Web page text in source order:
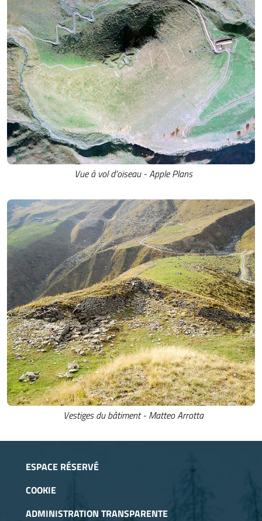
Vue à vol d'oiseau - Apple Plans
Vestiges du bâtiment - Matteo Arrotta
ESPACE RÉSERVÉ
COOKIE
ADMINISTRATION TRANSPARENTE